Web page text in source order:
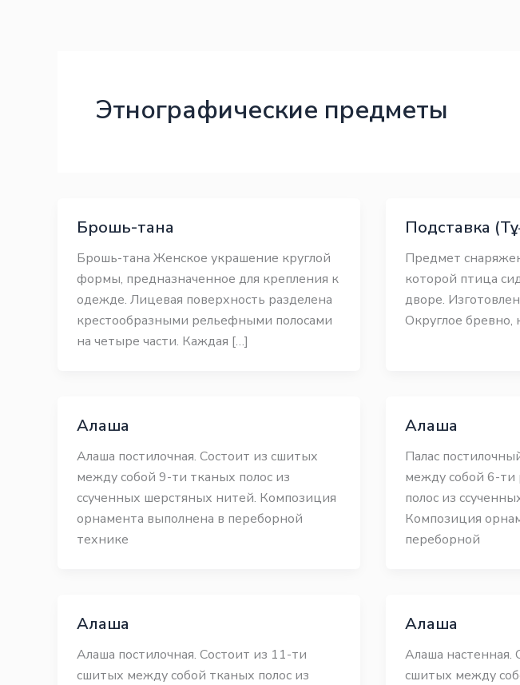
Этнографические предметы
Брошь-тана
Брошь-тана Женское украшение круглой
формы, предназначенное для крепления к
одежде. Лицевая поверхность разделена
крестообразными рельефными полосами
на четыре части. Каждая […]
Подставка
Предмет
которой птица
дворе.
Округлое бревно,
Алаша
Алаша постилочная. Состоит из сшитых
между собой 9-ти тканых полос из
ссученных шерстяных нитей. Композиция
орнамента выполнена в переборной
технике
Алаша
Палас
между собой 6-
полос из
Композиция
переборной
Алаша
Алаша постилочная. Состоит из 11-ти
сшитых между собой тканых полос из
Алаша
Алаша настенная.
сшитых между